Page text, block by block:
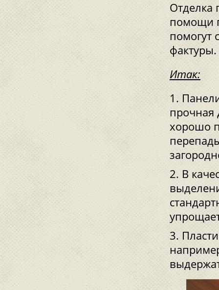
Отделка
помощи
помогут
фактуры.
Итак:
прочная
хорошо
В